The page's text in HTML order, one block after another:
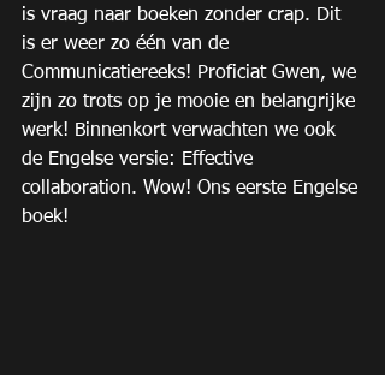
is vraag naar boeken zonder crap. Dit
is er weer zo één van de
Communicatiereeks! Proficiat Gwen, we
zijn zo trots op je mooie en belangrijke
werk! Binnenkort verwachten we ook
de Engelse versie: Effective
collaboration. Wow! Ons eerste Engelse
boek!